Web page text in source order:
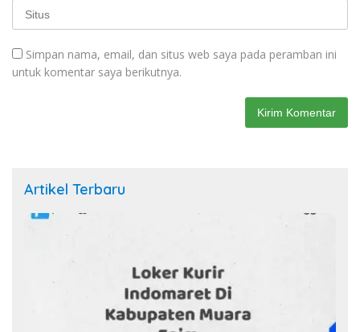
Simpan nama, email, dan situs web saya pada peramban ini
untuk komentar saya berikutnya.
Artikel Terbaru